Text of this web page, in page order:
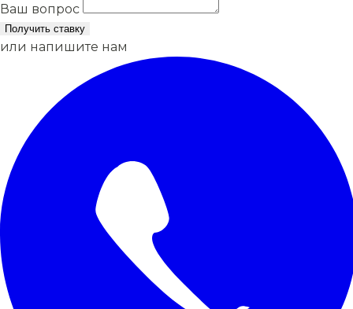
Ваш вопрос
Получить ставку
или напишите нам